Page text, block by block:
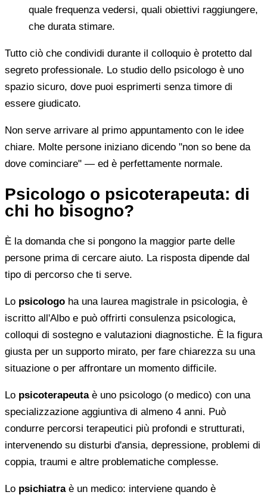
quale frequenza vedersi, quali obiettivi raggiungere,
che durata stimare.
Tutto ciò che condividi durante il colloquio è protetto dal
segreto professionale. Lo studio dello psicologo è uno
spazio sicuro, dove puoi esprimerti senza timore di
essere giudicato.
Non serve arrivare al primo appuntamento con le idee
chiare. Molte persone iniziano dicendo "non so bene da
dove cominciare" — ed è perfettamente normale.
Psicologo o psicoterapeuta: di
chi ho bisogno?
È la domanda che si pongono la maggior parte delle
persone prima di cercare aiuto. La risposta dipende dal
tipo di percorso che ti serve.
Lo psicologo ha una laurea magistrale in psicologia, è
iscritto all'Albo e può offrirti consulenza psicologica,
colloqui di sostegno e valutazioni diagnostiche. È la figura
giusta per un supporto mirato, per fare chiarezza su una
situazione o per affrontare un momento difficile.
Lo psicoterapeutaè uno psicologo (o medico) con una
specializzazione aggiuntiva di almeno 4 anni. Può
condurre percorsi terapeutici più profondi e strutturati,
intervenendo su disturbi d'ansia, depressione, problemi di
coppia, traumi e altre problematiche complesse.
Lo psichiatraè un medico: interviene quando è